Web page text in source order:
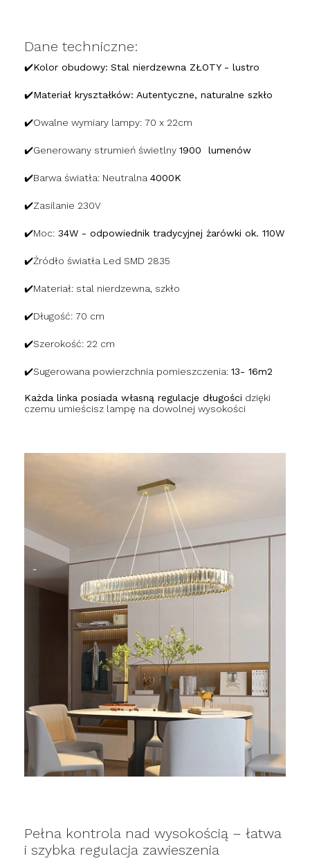
Dane techniczne:
✔️Kolor obudowy: Stal nierdzewna ZŁOTY - lustro
✔️Materiał kryształków: Autentyczne, naturalne szkło
✔️Owalne wymiary lampy: 70 x 22cm
✔️Generowany strumień świetlny 1900 lumenów
✔️Barwa światła: Neutralna 4000K
✔️Zasilanie 230V
✔️Moc: 34W - odpowiednik tradycyjnej żarówki ok. 110W
✔️Źródło światła Led SMD 2835
✔️Materiał: stal nierdzewna, szkło
✔️Długość: 70 cm
✔️Szerokość: 22 cm
✔️Sugerowana powierzchnia pomieszczenia: 13- 16m2
Każda linka posiada własną regulacje długości dzięki
czemu umieścisz lampę na dowolnej wysokości
Pełna kontrola nad wysokością – łatwa
i szybka regulacja zawieszenia